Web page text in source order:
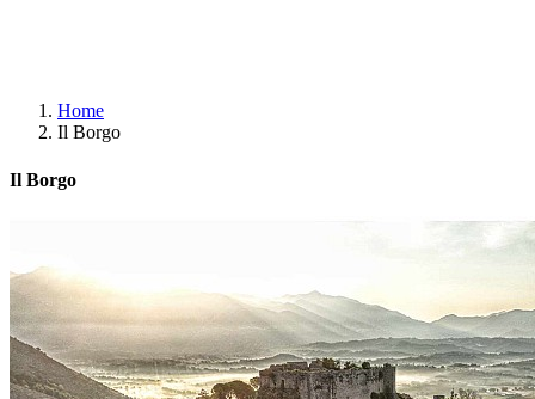
Home
Il Borgo
Il Borgo